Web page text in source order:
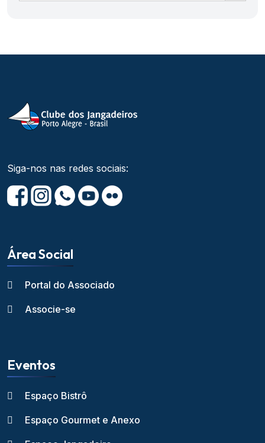
Siga-nos nas redes sociais:
Área Social
Portal do Associado
Associe-se
Eventos
Espaço Bistrô
Espaço Gourmet e Anexo